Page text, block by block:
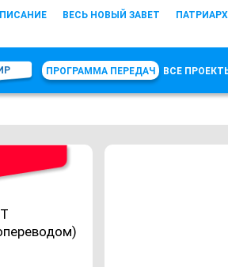
ПИСАНИЕ ВЕСЬ НОВЫЙ ЗАВЕТ ПАТРИАРХ
ПРОГРАММА ПЕРЕДАЧ ВСЕ